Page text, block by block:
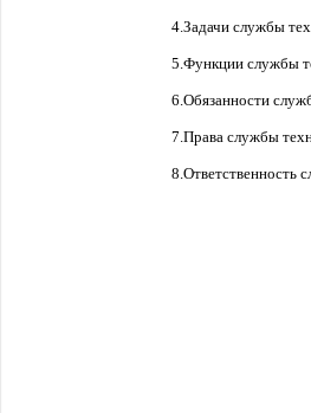
4.Задачи службы
5.Функции службы
6.Обязанности
7.Права службы
8.Ответственность